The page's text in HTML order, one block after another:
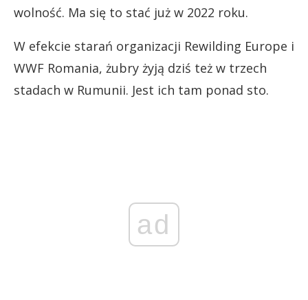
wolność. Ma się to stać już w 2022 roku.
W efekcie starań organizacji Rewilding Europe i
WWF Romania, żubry żyją dziś też w trzech
stadach w Rumunii. Jest ich tam ponad sto.
ad